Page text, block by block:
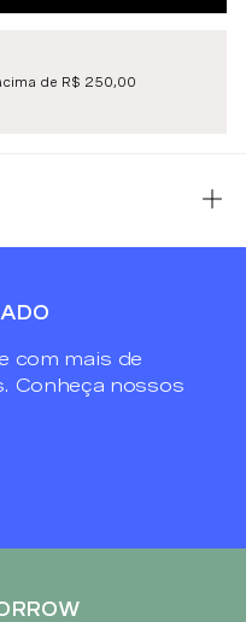
de R$ 250,00
com mais de
Conheça nossos